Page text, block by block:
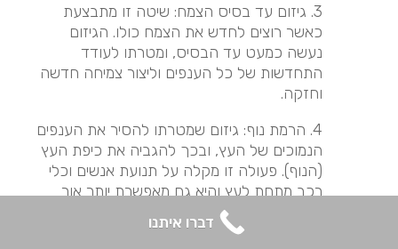
3. גיזום עד בסיס הצמח: שיטה זו מתבצעת
כאשר רוצים לחדש את הצמח כולו. הגיזום
נעשה כמעט עד הבסיס, ומטרתו לעודד
התחדשות של כל הענפים וליצור צמיחה חדשה
וחזקה.
4. הרמת נוף: גיזום שמטרתו להסיר את הענפים
הנמוכים של העץ, ובכך להגביה את כיפת העץ
(הנוף). פעולה זו מקלה על תנועת אנשים וכלי
רכב מתחת לעץ והיא גם מאפשרת יותר אור
להיכנס לאזור שמתחת לעץ.
דברו איתנו